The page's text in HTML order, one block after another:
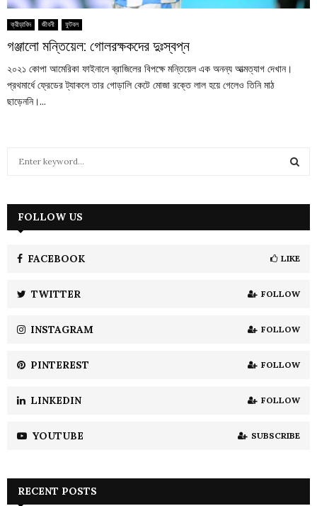
ক্রীড়াবিদ জীবনী ফুটবল
গঞ্জালো মন্তিয়েল: গোলরক্ষকদের দুঃস্বপ্ন
২০২১ কোপা আমেরিকা ফাইনালে ব্রাজিলের বিপক্ষে মন্তিয়েল এক অনন্য আত্মত্যাগ দেখান।
প্রথমার্ধে ফ্রেডের ট্যাকলে তার গোড়ালি কেটে মোজা রক্তে লাল হয়ে গেলেও তিনি মাঠ
ছাড়েননি।...
h
H
FOLLOW US
FACEBOOK LIKE
TWITTER FOLLOW
INSTAGRAM FOLLOW
PINTEREST FOLLOW
LINKEDIN FOLLOW
YOUTUBE SUBSCRIBE
RECENT POSTS